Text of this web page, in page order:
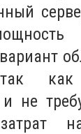
так
не
затрат